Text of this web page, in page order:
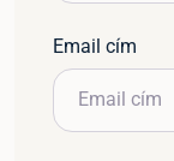
Email cím